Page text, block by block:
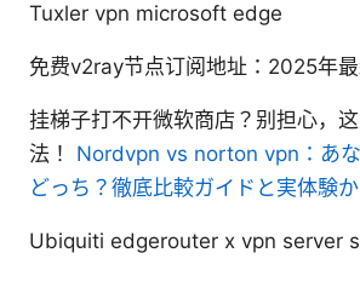
Tuxler vpn microsoft edge
免费v2ray节点订阅地址：2025年
挂梯子打不开微软商店？别担心，
法！ Nordvpn vs norton vpn：あ
どっち？徹底比較ガイドと実体験
Ubiquiti edgerouter x vpn server